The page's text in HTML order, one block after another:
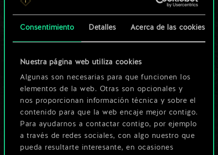
Consentimiento Detalles Acerca de las cookies
Nuestra página web utiliza cookies
Algunas son necesarias para que funcionen los
elementos de la web. Otras son opcionales y
nos proporcionan información técnica y sobre el
contenido para que la web encaje mejor contigo.
Para ayudarnos a contactar contigo, por ejemplo
a través de redes sociales, con algo nuestro que
pueda resultarte interesante, en ocasiones
cartas compartido.
¡Pero puede llegar a
Poner nombre a esta baraja y crear
una guía
Editar baraja